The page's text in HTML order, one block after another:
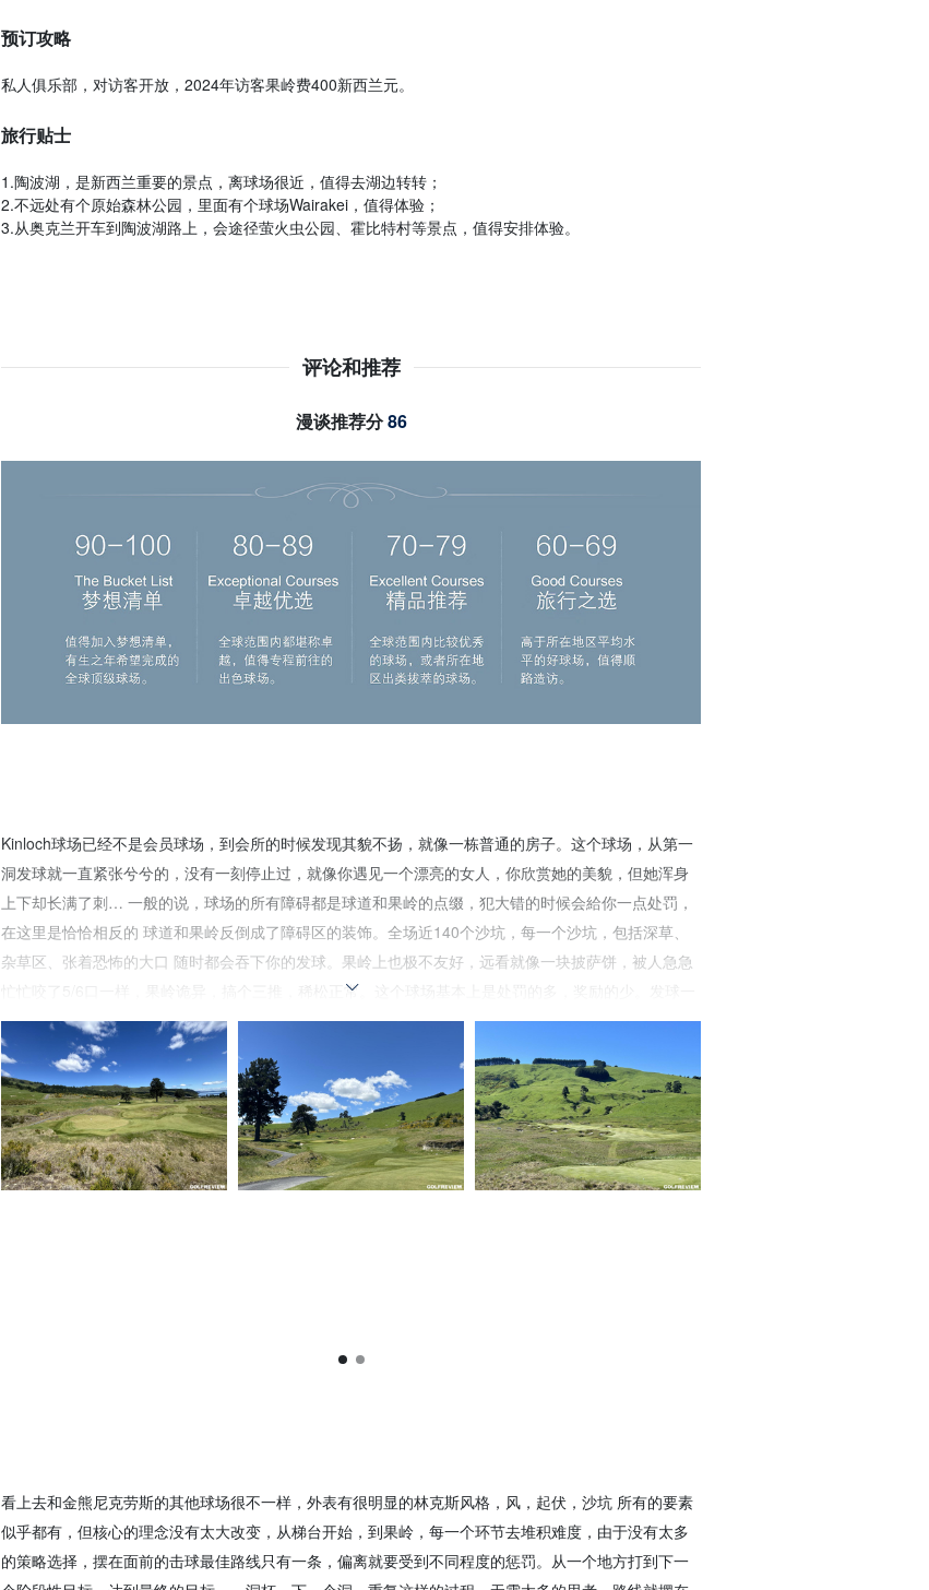
预订攻略
私人俱乐部，对访客开放，2024年访客果岭费400新西兰元。
旅行贴士
1.陶波湖，是新西兰重要的景点，离球场很近，值得去湖边转转；
2.不远处有个原始森林公园，里面有个球场Wairakei，值得体验；
3.从奥克兰开车到陶波湖路上，会途径萤火虫公园、霍比特村等景点，值得安排体验。
评论和推荐
漫谈推荐分86
Kinloch球场已经不是会员球场，到会所的时候发现其貌不扬，就像一栋普通的房子。这个球场，从第一
洞发球就一直紧张兮兮的，没有一刻停止过，就像你遇见一个漂亮的女人，你欣赏她的美貌，但她浑身
上下却长满了刺… 一般的说，球场的所有障碍都是球道和果岭的点缀，犯大错的时候会給你一点处罚，
在这里是恰恰相反的 球道和果岭反倒成了障碍区的装饰。全场近140个沙坑，每一个沙坑，包括深草、
杂草区、张着恐怖的大口 随时都会吞下你的发球。果岭上也极不友好，远看就像一块披萨饼，被人急急
忙忙咬了5/6口一样，果岭诡异，搞个三推，稀松正常。这个球场基本上是处罚的多，奖励的少。发球一
号木，攻果岭一杆，推球、切球、沙坑球，都没有让业余选手有弥补失误的机会。 只能说，尼克劳斯设
计的这个球场，是特意拿来虐待业余球友的，是少见的惩罚性最高的球场，还没有发球，平均一个洞就
已经有0.5杆的惩罚杆数了，超出了普通links球场的友善设计概念。 业余球友可以尝试一下，但绝对无法
享受这个球场。
看上去和金熊尼克劳斯的其他球场很不一样，外表有很明显的林克斯风格，风，起伏，沙坑 所有的要素
似乎都有，但核心的理念没有太大改变，从梯台开始，到果岭，每一个环节去堆积难度，由于没有太多
的策略选择，摆在面前的击球最佳路线只有一条，偏离就要受到不同程度的惩罚。从一个地方打到下一